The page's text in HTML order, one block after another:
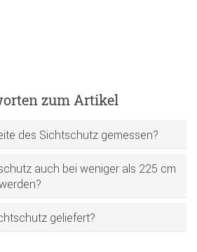
zum Artikel
des Sichtschutz gemessen?
auch bei weniger als 225 cm
geliefert?